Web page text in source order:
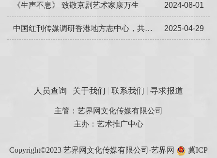
2024-08-01
《生声不息》 致敬京剧艺术家康万生
2025-04-29
中国红刊传媒调研香港地方志中心，共探文化传承与发展新路径
人员查询 关于我们 联系我们 寻求报道
主管：艺界网文化传媒有限公司
主办：艺术推广中心
Copyright©2023 艺界网文化传媒有限公司·艺界网
冀ICP